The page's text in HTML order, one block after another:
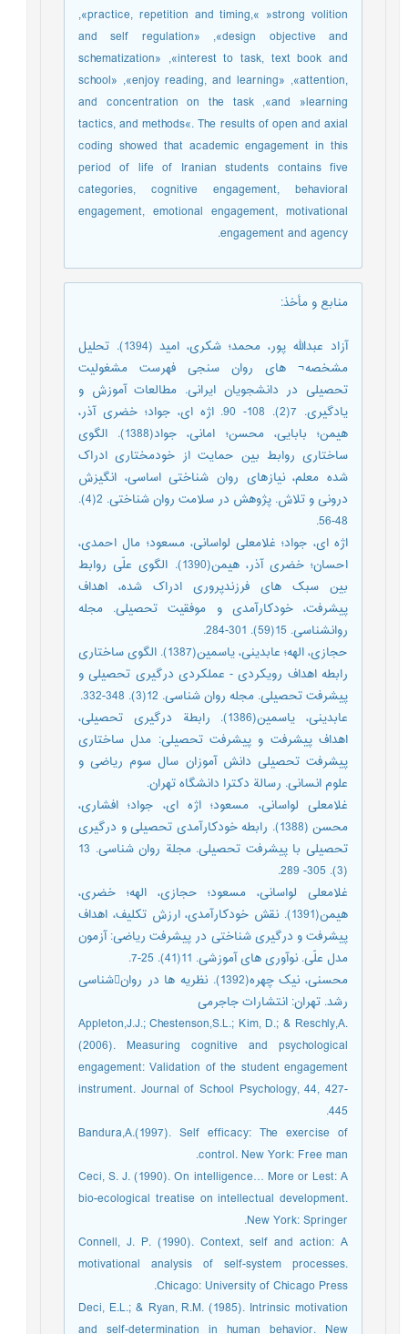
,«practice, repetition and timing,« »strong volition
and self regulation» ,«design objective and
schematization» ,«interest to task, text book and
school» ,«enjoy reading, and learning» ,«attention,
and concentration on the task ,«and »learning
tactics, and methods«. The results of open and axial
coding showed that academic engagement in this
period of life of Iranian students contains five
categories, cognitive engagement, behavioral
engagement, emotional engagement, motivational
engagement and agency.
منابع و مأخذ:
آزاد عبدالله پور، محمد؛ شکری، امید (1394). تحلیل
مشخصه¬ های روان سنجی فهرست مشغولیت
تحصیلی در دانشجویان ایرانی. مطالعات آموزش و
یادگیری. 7(2). 108- 90. اژه ای، جواد؛ خضری آذر،
هیمن؛ بابایی، محسن؛ امانی، جواد(1388). الگوی
ساختاری روابط بین حمایت از خودمختاری ادراک
شده معلم، نیازهای روان شناختی اساسی، انگیزش
درونی و تلاش. پژوهش در سلامت روان شناختی. 2(4).
48-56.
اژه ای، جواد؛ غلامعلی لواسانی، مسعود؛ مال احمدی،
احسان؛ خضری آذر، هیمن(1390). الگوی علّی روابط
بین سبک های فرزندپروری ادراک شده، اهداف
پیشرفت، خودکارآمدی و موفقیت تحصیلی. مجله
روانشناسی. 15(59). 301-284.
حجازی، الهه؛ عابدینی، یاسمین(1387). الگوی ساختاری
رابطه اهداف رویکردی - عملکردی درگیری تحصیلی و
پیشرفت تحصیلی. مجله روان شناسی. 12(3). 348-332.
عابدینی، یاسمین(1386). رابطة درگیری تحصیلی،
اهداف پیشرفت و پیشرفت تحصیلی: مدل ساختاری
پیشرفت تحصیلی دانش آموزان سال سوم ریاضی و
علوم انسانی. رسالة دکترا دانشگاه تهران.
غلامعلی لواسانی، مسعود؛ اژه ای، جواد؛ افشاری،
محسن (1388). رابطه خودکارآمدی تحصیلی و درگیری
تحصیلی با پیشرفت تحصیلی. مجلة روان شناسی. 13
غلامعلی لواسانی، مسعود؛ حجازی، الهه؛ خضری،
هیمن(1391). نقش خودکارآمدی، ارزش تکلیف، اهداف
پیشرفت و درگیری شناختی در پیشرفت ریاضی: آزمون
مدل علّی. نوآوری های آموزشی. 11(41). 25-7.
محسنی، نیک چهره(1392). نظریه ها در روانشناسی
رشد. تهران: انتشارات جاجرمی
Appleton,J.J.; Chestenson,S.L.; Kim, D.; & Reschly,A.
(2006). Measuring cognitive and psychological
engagement: Validation of the student engagement
instrument. Journal of School Psychology, 44, 427-
445.
Bandura,A.(1997). Self efficacy: The exercise of
control. New York: Free man.
Ceci, S. J. (1990). On intelligence… More or Lest: A
bio-ecological treatise on intellectual development.
New York: Springer.
Connell, J. P. (1990). Context, self and action: A
motivational analysis of self-system processes.
Chicago: University of Chicago Press.
Deci, E.L.; & Ryan, R.M. (1985). Intrinsic motivation